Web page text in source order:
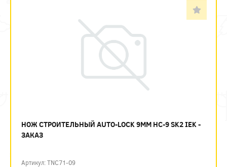
НОЖ СТРОИТЕЛЬНЫЙ AUTO-LOCK 9ММ НС-9 SK2 IEK -
ЗАКАЗ
Артикул: TNC71-09